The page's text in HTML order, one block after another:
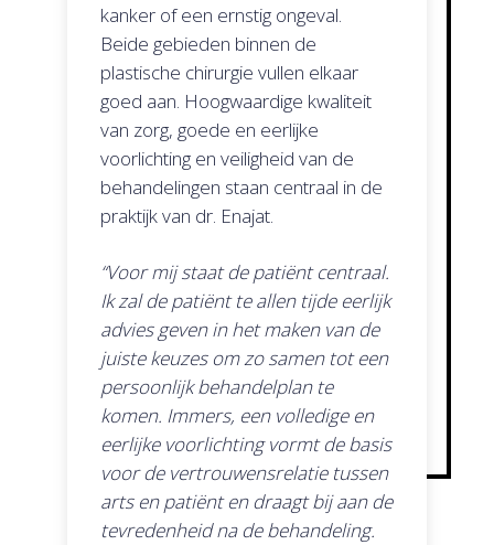
kanker of een ernstig ongeval.
Beide gebieden binnen de
plastische chirurgie vullen elkaar
goed aan. Hoogwaardige kwaliteit
van zorg, goede en eerlijke
voorlichting en veiligheid van de
behandelingen staan centraal in de
praktijk van dr. Enajat.
“Voor mij staat de patiënt centraal.
Ik zal de patiënt te allen tijde eerlijk
advies geven in het maken van de
juiste keuzes om zo samen tot een
persoonlijk behandelplan te
komen. Immers, een volledige en
eerlijke voorlichting vormt de basis
voor de vertrouwensrelatie tussen
arts en patiënt en draagt bij aan de
tevredenheid na de behandeling.
Home
Behandelingen
Schaamlipcorrectie
Bovenbeenlift
Bovenarmlift
Lipofilling
Liposuctie
Resultaten
Contact